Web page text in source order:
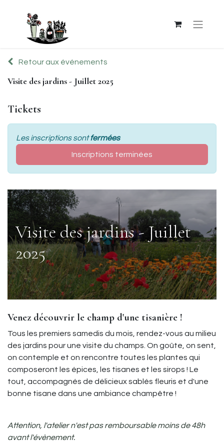
Retour aux événements
Visite des jardins - Juillet 2025
Tickets
Les inscriptions sontfermées
Inscriptions terminées
Visite des jardins - Juillet
2025
Venez découvrir le champ d'une tisanière !
Tous les premiers samedis du mois, rendez-vous au milieu
des jardins pour une visite du champs. On goûte, on sent,
on contemple et on rencontre toutes les plantes qui
composeront les épices, les tisanes et les sirops ! Le
tout, accompagnés de délicieux sablés fleuris et d'une
bonne tisane dans une ambiance champêtre !
Attention, l'atelier n'est pas remboursable moins de 48h
avant l'évènement.